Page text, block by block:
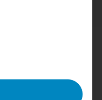
für die eine